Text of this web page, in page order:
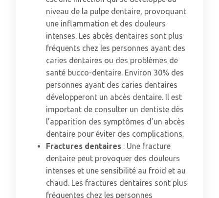
niveau de la pulpe dentaire, provoquant
une inflammation et des douleurs
intenses. Les abcès dentaires sont plus
fréquents chez les personnes ayant des
caries dentaires ou des problèmes de
santé bucco-dentaire. Environ 30% des
personnes ayant des caries dentaires
développeront un abcès dentaire. Il est
important de consulter un dentiste dès
l’apparition des symptômes d’un abcès
dentaire pour éviter des complications.
Fractures dentaires : Une fracture
dentaire peut provoquer des douleurs
intenses et une sensibilité au froid et au
chaud. Les fractures dentaires sont plus
fréquentes chez les personnes